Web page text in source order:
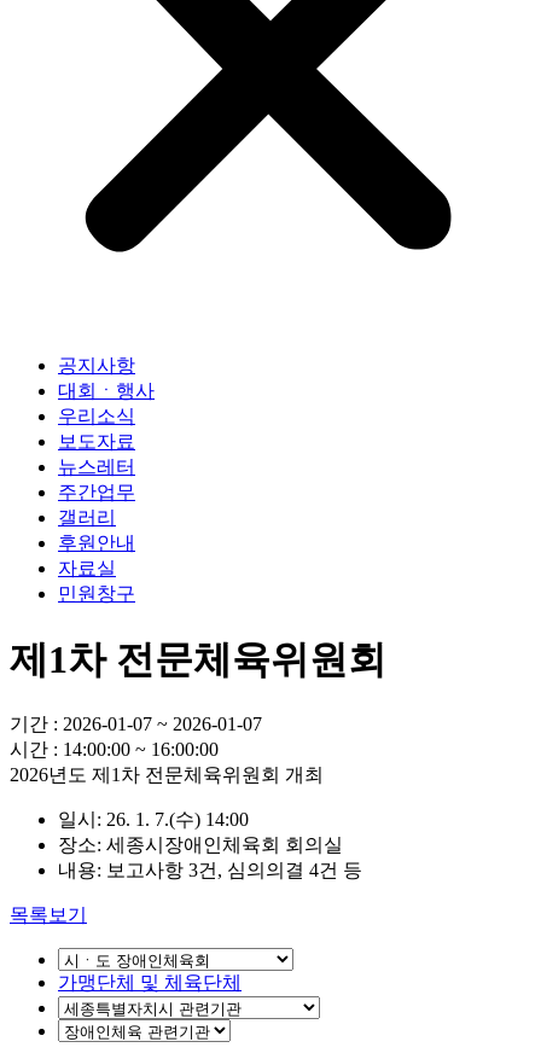
공지사항
대회ㆍ행사
우리소식
보도자료
뉴스레터
주간업무
갤러리
후원안내
자료실
민원창구
제1차 전문체육위원회
기간 : 2026-01-07 ~ 2026-01-07
시간 : 14:00:00 ~ 16:00:00
2026년도 제1차 전문체육위원회 개최
일시: 26. 1. 7.(수) 14:00
장소: 세종시장애인체육회 회의실
내용: 보고사항 3건, 심의의결 4건 등
목록보기
가맹단체 및 체육단체